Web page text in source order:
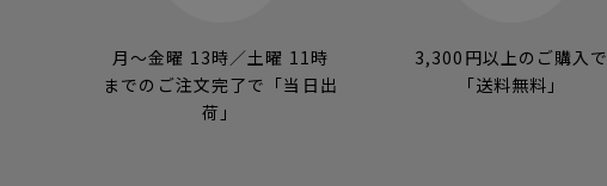
月～金曜 13時／土曜 11時
までのご注文完了で「当日出
荷」
3,300円以上のご購入で
「送料無料」